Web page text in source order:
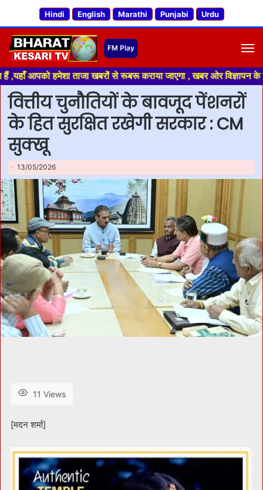
Hindi English Marathi Punjabi Urdu
हमेशा ताजा खबरों से रूबरू कराया जाएगा , खबर ओर विज्ञापन के लिए
वित्तीय चुनौतियों के बावजूद पेंशनरों
के हित सुरक्षित रखेगी सरकार : CM
सुक्खू
13/05/2026
11 Views
[मदन शर्मा]